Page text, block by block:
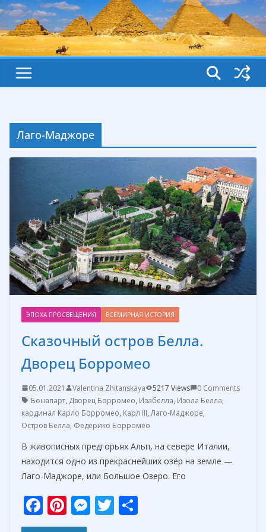
Лаго-Маджоре
ЭПОХА ПРОСВЕЩЕНИЯ ВСЕМИРНАЯ ИСТОРИЯ
Сказочный остров Белла.
Дворец Борромео
05.01.2021 Valentina Zhitanskaya 5217 Views
0 Comments
Бонапарт, Дворец Борромео, Изабелла, Изола Белла,
кардинал Карло Борромео, Карл III,Лаго-Маджоре,
Остров Белла, Федерико Борромео
В живописных предгорьях Альп, на севере Италии,
находится одно из прекраснейших озёр на земле —
Лаго-Маджоре, или Большое Озеро. Его
F
ac
Pi
nt
M T